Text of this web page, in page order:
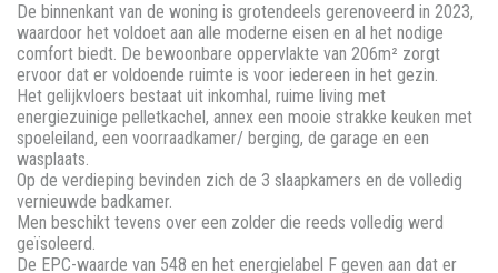
De binnenkant van de woning is grotendeels gerenoveerd in 2023,
waardoor het voldoet aan alle moderne eisen en al het nodige
comfort biedt. De bewoonbare oppervlakte van 206m² zorgt
ervoor dat er voldoende ruimte is voor iedereen in het gezin.
Het gelijkvloers bestaat uit inkomhal, ruime living met
energiezuinige pelletkachel, annex een mooie strakke keuken met
spoeleiland, een voorraadkamer/ berging, de garage en een
wasplaats.
Op de verdieping bevinden zich de 3 slaapkamers en de volledig
vernieuwde badkamer.
Men beschikt tevens over een zolder die reeds volledig werd
geïsoleerd.
De EPC-waarde van 548 en het energielabel F geven aan dat er